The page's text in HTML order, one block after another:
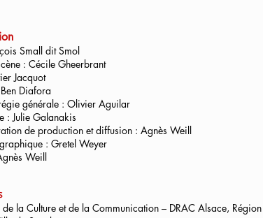
Small dit Smol
: Cécile Gheerbrant
Jacquot
Diafora
générale : Olivier Aguilar
: Julie Galanakis
de production et diffusion : Agnès Weill
: Gretel Weyer
Weill
la Culture et de la Communication – DRAC Alsace, Région